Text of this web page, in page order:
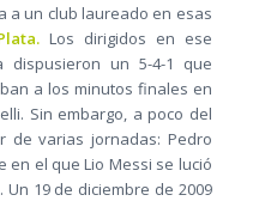
a un club laureado en esas
Los dirigidos en ese
dispusieron un 5-4-1 que
a los minutos finales en
Sin embargo, a poco del
de varias jornadas: Pedro
en el que Lio Messi se lució
19 de diciembre de 2009